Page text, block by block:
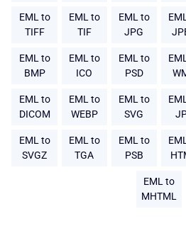
EML to
TIFF
EML to
TIF
EML to
JPG
EML to
BMP
EML to
ICO
EML to
PSD
EML to
DICOM
EML to
WEBP
EML to
SVG
EML to
SVGZ
EML to
TGA
EML to
PSB
EML to
MHTML